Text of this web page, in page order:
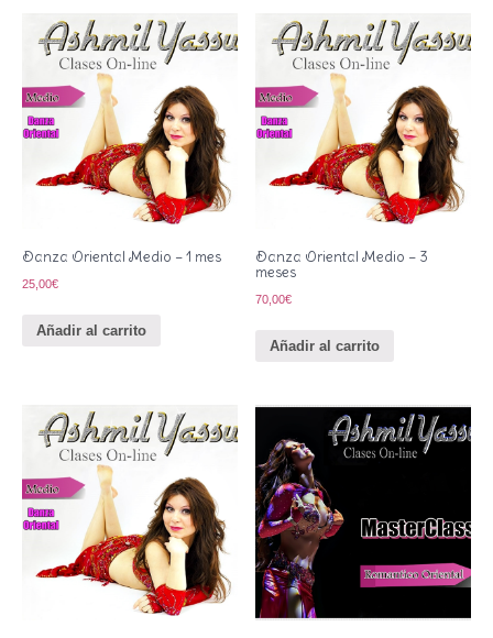
Danza Oriental Medio – 1 mes
25,00€
Añadir al carrito
Danza Oriental Medio – 3
meses
70,00€
Añadir al carrito